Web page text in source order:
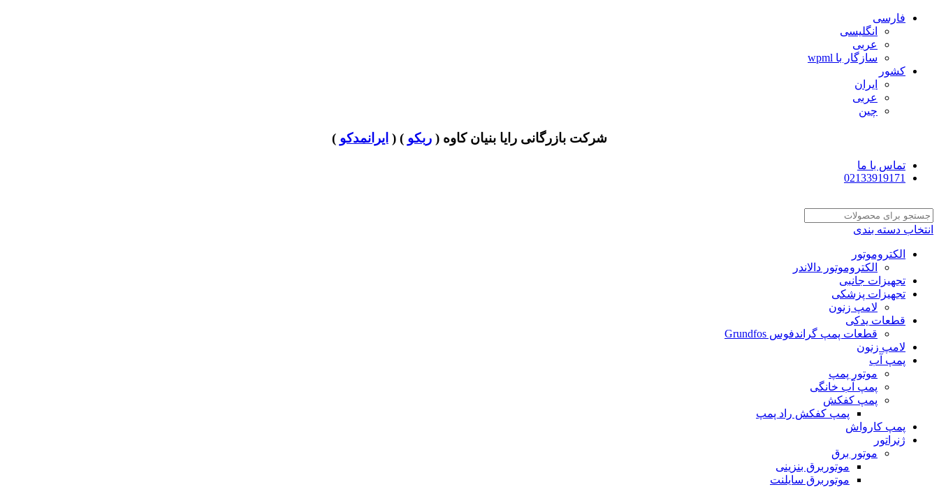
فارسی
انگلیسی
عربی
سازگار با wpml
کشور
ایران
عربی
چین
شرکت بازرگانی رایا بنیان کاوه ( ربکو ) ( ایرانمدکو )
تماس با ما
02133919171
انتخاب دسته بندی
الکتروموتور
الکتروموتور دالاندر
تجهیزات جانبی
تجهیزات پزشکی
لامپ زنون
قطعات یدکی
قطعات پمپ گراندفوس Grundfos
لامپ زنون
پمپ آب
موتور پمپ
پمپ آب خانگی
پمپ کفکش
پمپ کفکش راد پمپ
پمپ کارواش
ژنراتور
موتور برق
موتوربرق بنزینی
موتوربرق سایلنت